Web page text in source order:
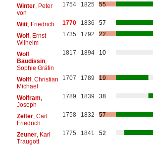
Winter, Peter
von
1754 1825 55
Witt, Friedrich 1770 1836
57
Wolf, Ernst
Wilhelm
1735 1792 22
Wolf
Baudissin,
Sophie Gräfin
1817 1894 10
Wolff, Christian
Michael
1707 1789 19
Wolfram
Joseph
1789 1839 38
Zelter, Carl
Friedrich
1758 1832 57
Zeuner, Karl
Traugott
1775 1841 52